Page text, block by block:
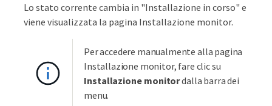
Lo stato corrente cambia in "Installazione in corso" e
viene visualizzata la pagina Installazione monitor.
Per accedere manualmente alla pagina
Installazione monitor, fare clic su
Installazione monitordalla barra dei
menu.